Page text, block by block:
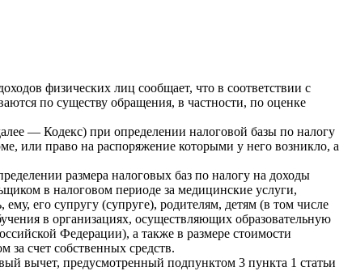
физических лиц сообщает, что в соответствии с
по существу обращения, в частности, по оценке
— Кодекс) при определении налоговой базы по налогу
или право на распоряжение которыми у него возникло, а
размера налоговых баз по налогу на доходы
в налоговом периоде за медицинские услуги,
его супругу (супруге), родителям, детям (в том числе
в организациях, осуществляющих образовательную
Федерации), а также в размере стоимости
счет собственных средств.
вычет, предусмотренный подпунктом 3 пункта 1 статьи